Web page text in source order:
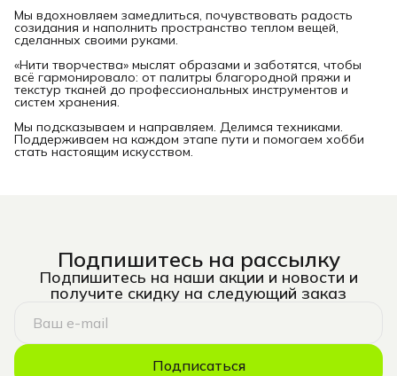
Мы вдохновляем замедлиться, почувствовать радость
созидания и наполнить пространство теплом вещей,
сделанных своими руками.
«Нити творчества» мыслят образами и заботятся, чтобы
всё гармонировало: от палитры благородной пряжи и
текстур тканей до профессиональных инструментов и
систем хранения.
Мы подсказываем и направляем. Делимся техниками.
Поддерживаем на каждом этапе пути и помогаем хобби
стать настоящим искусством.
Подпишитесь на рассылку
Подпишитесь на наши акции и новости и
получите скидку на следующий заказ
Подписаться